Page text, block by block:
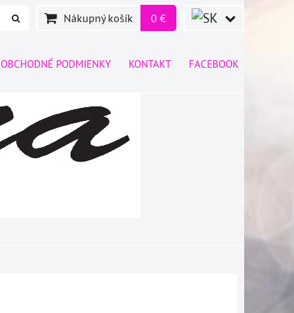
Nákupný košík 0 €
OBCHODNÉ PODMIENKY KONTAKT FACEBOOK